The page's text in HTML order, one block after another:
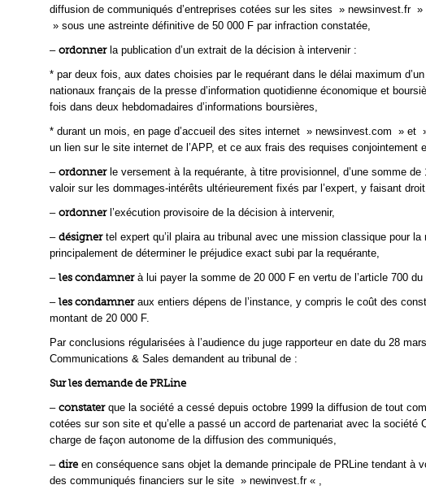
diffusion de communiqués d’entreprises cotées sur les sites » newsinvest.fr
» sous une astreinte définitive de 50 000 F par infraction constatée,
– ordonnerla publication d’un extrait de la décision à intervenir :
* par deux fois, aux dates choisies par le requérant dans le délai maximum
nationaux français de la presse d’information quotidienne économique et
fois dans deux hebdomadaires d’informations boursières,
* durant un mois, en page d’accueil des sites internet » newsinvest.com » et
un lien sur le site internet de l’APP, et ce aux frais des requises conjointement
– ordonnerle versement à la requérante, à titre provisionnel, d’une somme
valoir sur les dommages-intérêts ultérieurement fixés par l’expert, y faisant
– ordonnerl’exécution provisoire de la décision à intervenir,
– désignertel expert qu’il plaira au tribunal avec une mission classique pour la
principalement de déterminer le préjudice exact subi par la requérante,
– les condamnerà lui payer la somme de 20 000 F en vertu de l’article 700 du
– les condamneraux entiers dépens de l’instance, y compris le coût des
montant de 20 000 F.
Par conclusions régularisées à l’audience du juge rapporteur en date du 28
Communications & Sales demandent au tribunal de :
Sur les demande de PRLine
– constaterque la société a cessé depuis octobre 1999 la diffusion de tout
cotées sur son site et qu’elle a passé un accord de partenariat avec la société
charge de façon autonome de la diffusion des communiqués,
– dire en conséquence sans objet la demande principale de PRLine tendant à
des communiqués financiers sur le site » newinvest.fr « ,